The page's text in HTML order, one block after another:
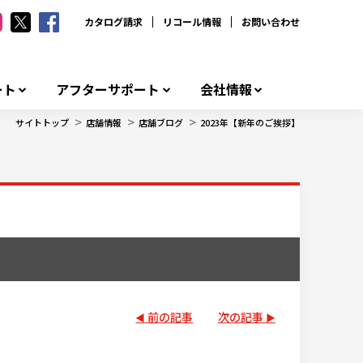
カタログ請求 リコール情報 お問い合わせ
アフターサポート 会社情報
サイトトップ > 店舗情報 > 店舗ブログ > 2023年【新年のご挨拶】
前の記事 次の記事